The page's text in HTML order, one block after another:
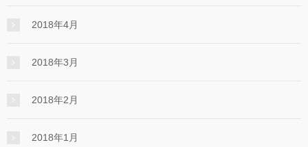
2018年4月
2018年3月
2018年2月
2018年1月